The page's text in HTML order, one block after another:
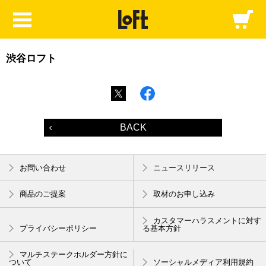
渋谷ロフト
BACK
お問い合わせ ニュースリリース
商品のご提案 取材のお申し込み
プライバシーポリシー
カスタマーハラスメントに対す
る基本方針
マルチステークホルダー方針に
ついて
ソーシャルメディア利用規約